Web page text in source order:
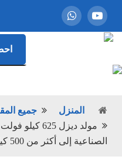
المنزل جميع
مولد ديزل 625
الصناعية إلى أكثر من 500 كيلو فولت أمبير